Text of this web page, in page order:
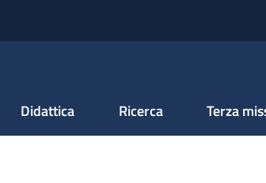
Didattica Ricerca Terza